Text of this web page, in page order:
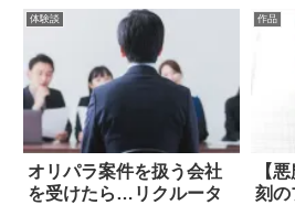
体験談
オリパラ案件を扱う会社
を受けたら…リクルータ
作品
【
刻の